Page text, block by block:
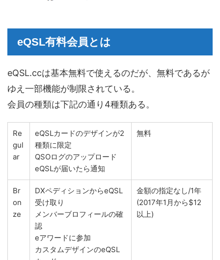
eQSL有料会員とは
eQSL.ccは基本無料で使えるのだが、無料であるが
ゆえ一部機能が制限されている。
会員の種類は下記の通り4種類ある。
Re
gul
ar
eQSLカードのデザインが2
種類に限定
QSOログのアップロード
eQSLが届いたら通知
無料
Br
on
ze
DXペディションからeQSL
受け取り
メンバーブロフィールの確
認
eアワードに参加
カスタムデザインのeQSL
金額の指定なし/1年
(2017年1月から$12
以上)